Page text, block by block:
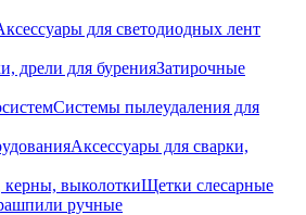
для светодиодных лент
дрели для буренияЗатирочные
Системы пылеудаления для
Аксессуары для сварки,
керны, выколоткиЩетки слесарные
ручные